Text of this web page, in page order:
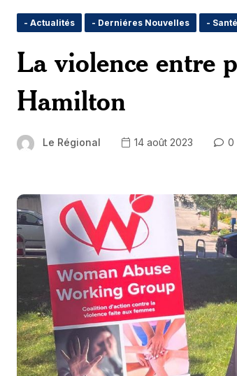
- Actualités - Derniéres Nouvelles - Santé
La violence entre
Hamilton
Le Régional 14 août 2023 0